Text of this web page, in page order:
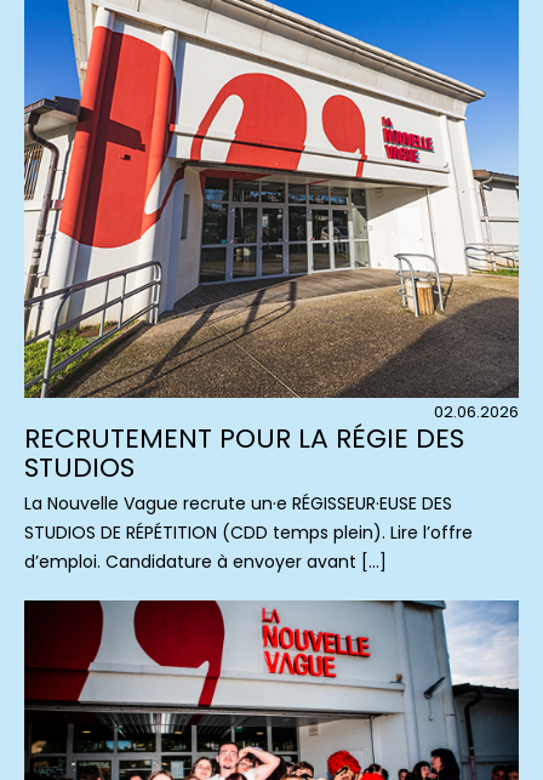
02.06.2026
RECRUTEMENT POUR LA RÉGIE DES
STUDIOS
La Nouvelle Vague recrute un·e RÉGISSEUR·EUSE DES
STUDIOS DE RÉPÉTITION (CDD temps plein). Lire l’offre
d’emploi. Candidature à envoyer avant […]